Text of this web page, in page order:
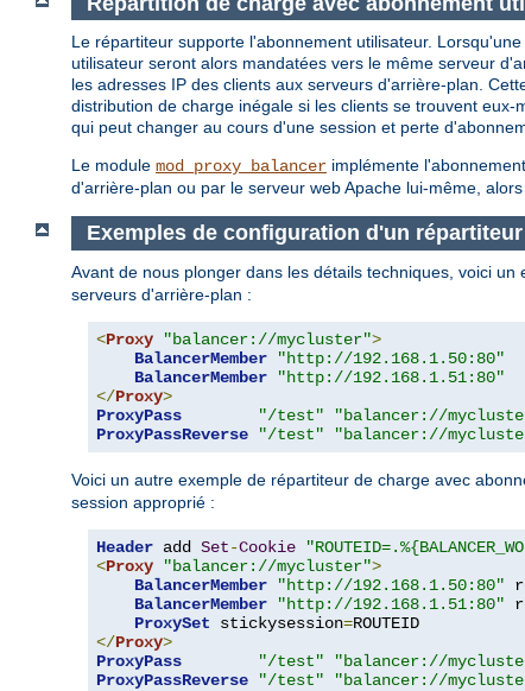
Le répartiteur supporte l'abonnement utilisateur.
utilisateur seront alors mandatées vers le même serveur
les adresses IP des clients aux serveurs d'arrière-plan.
distribution de charge inégale si les clients se trouvent
qui peut changer au cours d'une session et perte
Le module mod_proxy_balancer implémente
d'arrière-plan ou par le serveur web Apache lui-même,
Exemples de configuration d'un répartiteur
Avant de nous plonger dans les détails techniques, voici un
serveurs d'arrière-plan :
<Proxy "balancer://mycluster">
BalancerMember
"http://192.168.1.50:80"
BalancerMember
"http://192.168.1.51:80"
</Proxy>
ProxyPass
"/test"
"balancer://
ProxyPassReverse
"/test" "balancer://
Voici un autre exemple de répartiteur de charge avec
session approprié :
Header add Set-Cookie
<Proxy "balancer://mycluster">
BalancerMember
"http://192.168.1.50:80"
BalancerMember
"http://192.168.1.51:80"
ProxySet stickysession=
</Proxy>
ProxyPass
"/test"
"balancer://
ProxyPassReverse
"/test" "balancer://